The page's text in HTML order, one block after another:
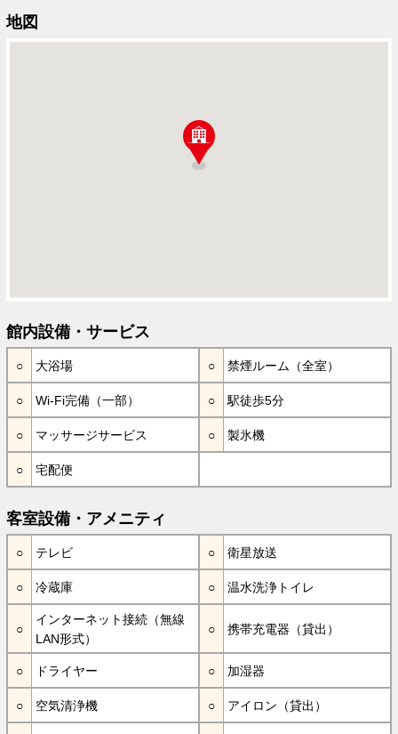
地図
館内設備・サービス
大浴場 禁煙ルーム（全室）
Wi-Fi完備（一部） 駅徒歩5分
マッサージサービス 製氷機
宅配便
客室設備・アメニティ
テレビ 衛星放送
冷蔵庫 温水洗浄トイレ
インターネット接続（無線
LAN形式）
携帯充電器（貸出）
ドライヤー 加湿器
空気清浄機 アイロン（貸出）